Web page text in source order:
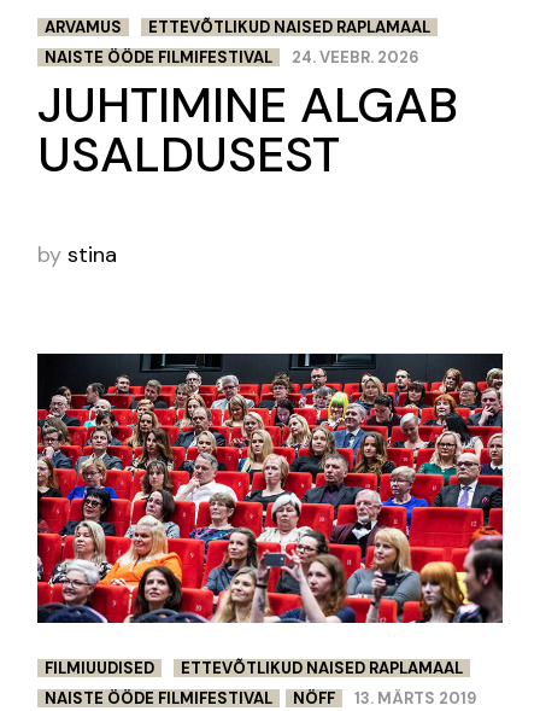
ARVAMUS
ETTEVÕTLIKUD NAISED RAPLAMAAL
NAISTE ÖÖDE FILMIFESTIVAL
24. VEEBR. 2026
JUHTIMINE ALGAB
USALDUSEST
by stina
FILMIUUDISED
ETTEVÕTLIKUD NAISED RAPLAMAAL
NAISTE ÖÖDE FILMIFESTIVAL
NÖFF 13. MÄRTS 2019